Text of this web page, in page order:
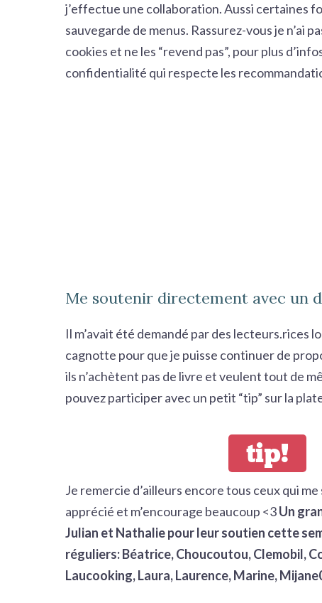
j’effectue une collaboration. Aussi certaines
sauvegarde de menus. Rassurez-vous je n’ai
cookies et ne les “revend pas”, pour plus
confidentialité qui respecte les
Me soutenir directement avec un
Il m’avait été demandé par des lecteurs.rices
cagnotte pour que je puisse continuer de
ils n’achètent pas de livre et veulent tout de
pouvez participer avec un petit “tip” sur la
tip!
Je remercie d’ailleurs encore tous ceux qui
apprécié et m’encourage beaucoup <3Un
Julian et Nathalie pour leur soutien cette
réguliers: Béatrice, Choucoutou, Clemobil,
Laucooking, Laura, Laurence, Marine,